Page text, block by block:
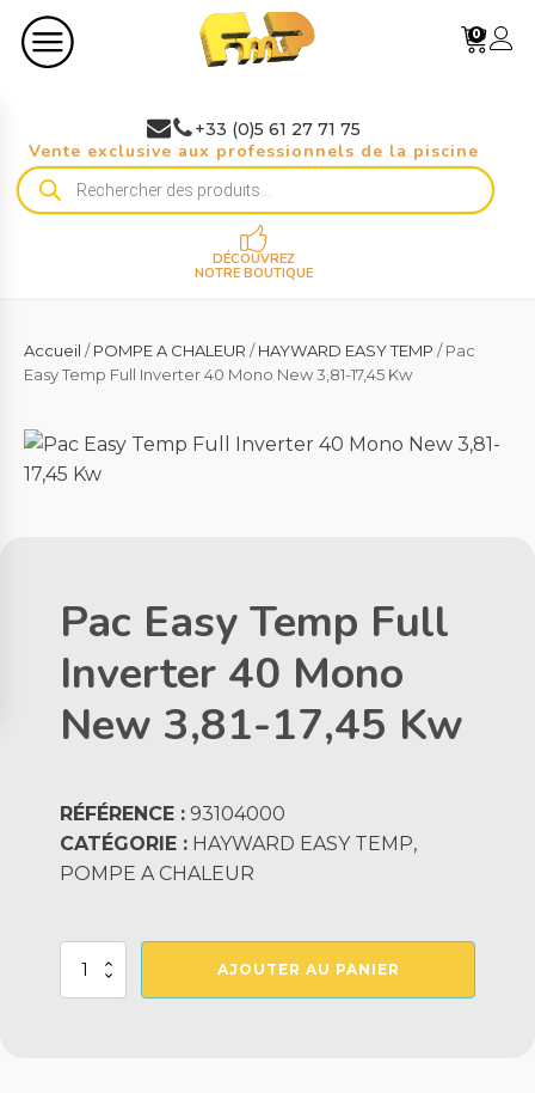
0
+33 (0)5 61 27 71 75
Vente exclusive aux professionnels de la piscine
Recherche
de
DÉCOUVREZ
NOTRE BOUTIQUE
Accueil /POMPE A CHALEUR /HAYWARD EASY TEMP / Pac
Easy Temp Full Inverter 40 Mono New 3,81-17,45 Kw
Pac Easy Temp Full
Inverter 40 Mono
New 3,81-17,45 Kw
RÉFÉRENCE : 93104000
CATÉGORIE : HAYWARD EASY TEMP,
POMPE A CHALEUR
quantité
AJOUTER AU PANIER